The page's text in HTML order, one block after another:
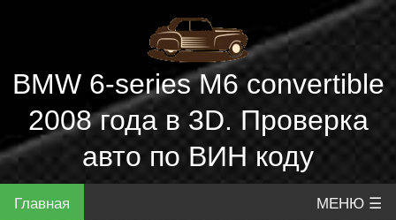
BMW 6-series M6 convertible
2008 года в 3D. Проверка
авто по ВИН коду
Главная МЕНЮ ☰